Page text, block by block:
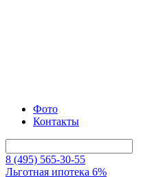
Фото
Контакты
8 (495) 565-30-55
Льготная ипотека 6%